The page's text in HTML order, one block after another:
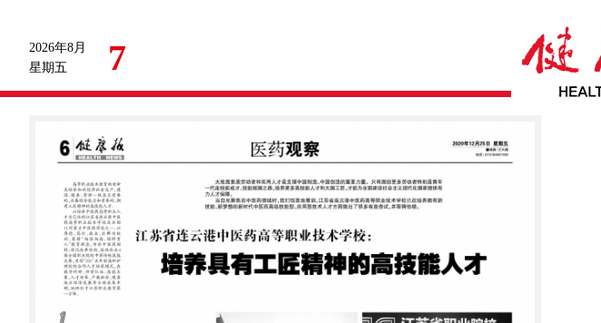
2026年8月
星期五
7